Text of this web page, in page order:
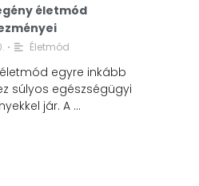
életmód
• Életmód
egyre inkább
súlyos egészségügyi
jár. A …